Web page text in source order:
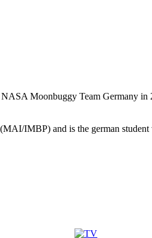
Moonbuggy Team Germany
IMBP) and is the german student